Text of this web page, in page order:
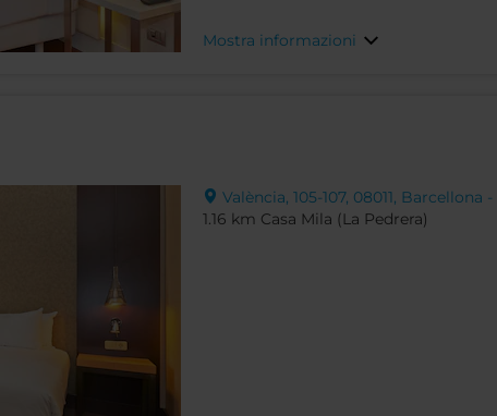
Mostra informazioni
València, 105-107, 08011, Barcellona
1.16 km Casa Mila (La Pedrera)